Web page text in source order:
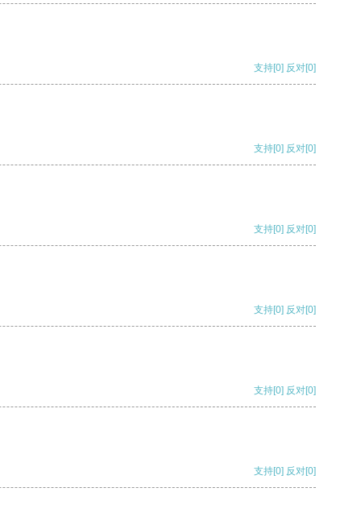
支持[0] 反对[0]
支持[0] 反对[0]
支持[0] 反对[0]
支持[0] 反对[0]
支持[0] 反对[0]
支持[0] 反对[0]